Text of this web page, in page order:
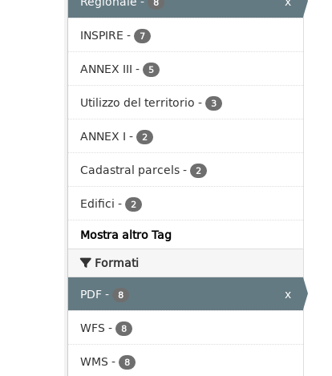
INSPIRE - 7
ANNEX III - 5
Utilizzo del territorio - 3
ANNEX I - 2
Cadastral parcels- 2
Edifici - 2
Mostra altro Tag
Formati
PDF- 8
x
WFS - 8
WMS - 8